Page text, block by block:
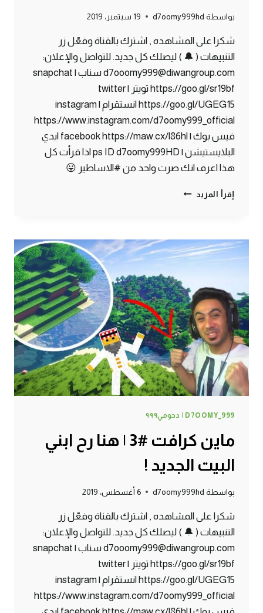
بواسطة d7oomy999hd 19 سبتمبر، 2019
شكرا على المشاهده , اشترك بالقناة وفعّل زر
التنبيهات ( 🔔 ) ليصلك كل جديد. للتواصل والإعلان:
d7ooomy999@diwangroup.com سناب | snapchat
https://goo.gl/sr19bf تويتر | twitter
https://goo.gl/UGEG15 انستقرام | instagram
https://www.instagram.com/d7oomy999_official
فيس بوك | facebook https://maw.cx/l86hl ايدي
البلايستيشن | ps ID d7oomy999HD اذا قرأت كل
هذا اعرف انك صرت واحد من #الاساطير 😛
إقرأ المزيد ماين
تجهيز
بناء
D7OOMY_999 | دحومي٩٩٩
ماين كرافت #3 | هنا رح ابني
البيت الجديد !
بواسطة d7oomy999hd 6 أغسطس، 2019
شكرا على المشاهده , اشترك بالقناة وفعّل زر
التنبيهات ( 🔔 ) ليصلك كل جديد. للتواصل والإعلان:
d7ooomy999@diwangroup.com سناب | snapchat
https://goo.gl/sr19bf تويتر | twitter
https://goo.gl/UGEG15 انستقرام | instagram
https://www.instagram.com/d7oomy999_official